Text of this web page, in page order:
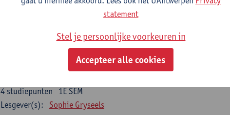
Studium generale in de biomedische wetenschappen deel 1:
1E SEM
Anja Verhulst Sebastiaan De Schepper
1E SEM
4 studiepunten
Lesgever(s):
Sophie Gryseels
statement
Stel je persoonlijke voorkeuren in
Accepteer alle cookies